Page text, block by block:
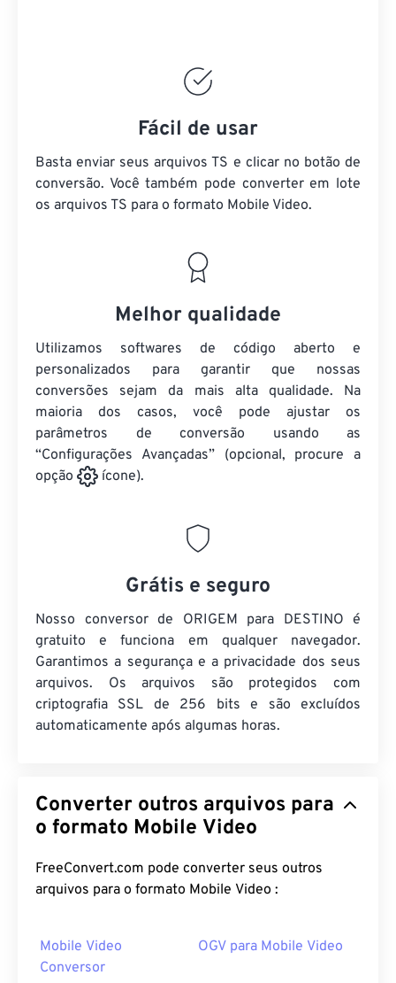
Fácil de usar
Basta enviar seus arquivos TS e clicar no botão de
conversão. Você também pode converter em lote
os arquivos TS para o formato Mobile Video.
Melhor qualidade
Utilizamos softwares de código aberto e
personalizados para garantir que nossas
conversões sejam da mais alta qualidade. Na
maioria dos casos, você pode ajustar os
parâmetros de conversão usando as
“Configurações Avançadas” (opcional, procure a
opção
ícone).
Grátis e seguro
Nosso conversor de ORIGEM para DESTINO é
gratuito e funciona em qualquer navegador.
Garantimos a segurança e a privacidade dos seus
arquivos. Os arquivos são protegidos com
criptografia SSL de 256 bits e são excluídos
automaticamente após algumas horas.
Converter outros arquivos para
o formato Mobile Video
FreeConvert.com pode converter seus outros
arquivos para o formato Mobile Video :
Mobile Video
Conversor
OGV para Mobile Video